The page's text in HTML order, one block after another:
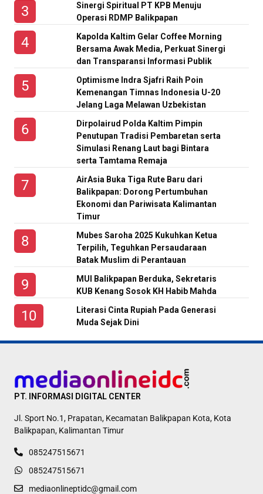
Sinergi Spiritual PT KPB Menuju
Operasi RDMP Balikpapan
Kapolda Kaltim Gelar Coffee Morning
Bersama Awak Media, Perkuat Sinergi
dan Transparansi Informasi Publik
Optimisme Indra Sjafri Raih Poin
Kemenangan Timnas Indonesia U-20
Jelang Laga Melawan Uzbekistan
Dirpolairud Polda Kaltim Pimpin
Penutupan Tradisi Pembaretan serta
Simulasi Renang Laut bagi Bintara
serta Tamtama Remaja
AirAsia Buka Tiga Rute Baru dari
Balikpapan: Dorong Pertumbuhan
Ekonomi dan Pariwisata Kalimantan
Timur
Mubes Saroha 2025 Kukuhkan Ketua
Terpilih, Teguhkan Persaudaraan
Batak Muslim di Perantauan
MUI Balikpapan Berduka, Sekretaris
KUB Kenang Sosok KH Habib Mahda
Literasi Cinta Rupiah Pada Generasi
Muda Sejak Dini
PT. INFORMASI DIGITAL CENTER
Jl. Sport No.1, Prapatan, Kecamatan Balikpapan Kota, Kota
Balikpapan, Kalimantan Timur
085247515671
085247515671
mediaonlineptidc@gmail.com